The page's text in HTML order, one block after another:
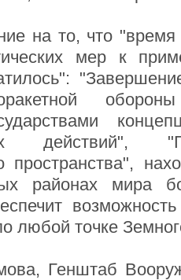
на то, что
мер к
действий",
пространства",
районах мира
любой точке
Генштаб